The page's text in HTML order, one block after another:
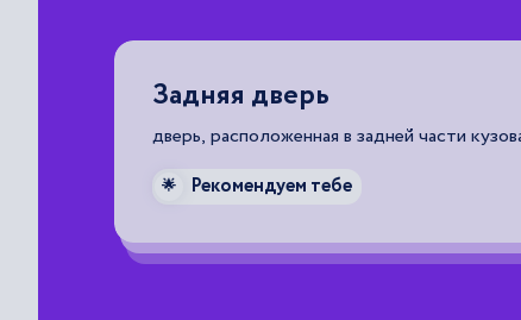
Землеройная машина
самоходная или прицепная машина на
оборудованием (рабочим органом),
транспортированию, распределению,
скального грунта и других материалов, а